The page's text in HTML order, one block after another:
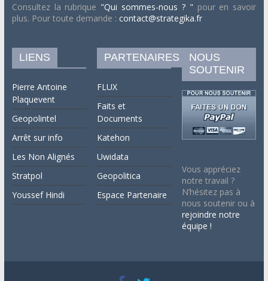
Consultez la rubrique "Qui sommes-nous ? " pour en savoir
plus. Pour toute demande : contact@strategika.fr
LIENS
Pierre Antoine
Plaquevent
Geopolintel
Arrêt sur info
Les Non Alignés
Stratpol
Youssef Hindi
PARTENAIRES
FLUX
Faits et
Documents
Katehon
Uwidata
Geopolitica
Espace Partenaire
NOUS
SOUTENIR
Vous appréciez
notre travail ?
N’hésitez pas à
nous soutenir ou à
rejoindre notre
équipe !